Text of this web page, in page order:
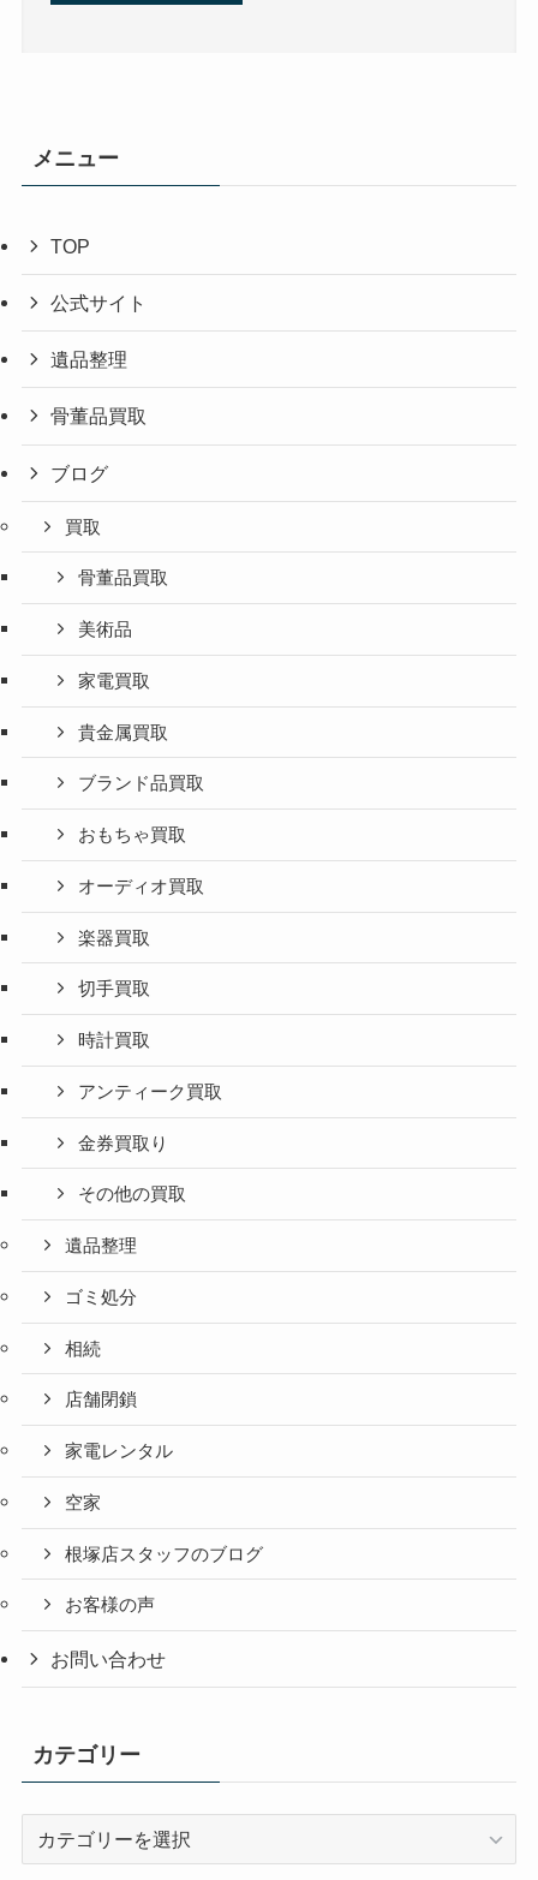
メニュー
TOP
公式サイト
遺品整理
骨董品買取
ブログ
買取
骨董品買取
美術品
家電買取
貴金属買取
ブランド品買取
おもちゃ買取
オーディオ買取
楽器買取
切手買取
時計買取
アンティーク買取
金券買取り
その他の買取
遺品整理
ゴミ処分
相続
店舗閉鎖
家電レンタル
空家
根塚店スタッフのブログ
お客様の声
お問い合わせ
カテゴリー